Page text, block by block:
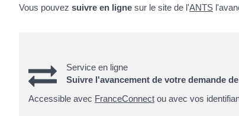
Vous pouvez suivre en ligne sur le site de l'ANTS
Service en ligne
Suivre l'avancement de votre demande
Accessible avec FranceConnect ou avec vos